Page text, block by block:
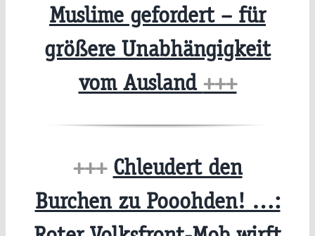
Muslime gefordert – für
größere Unabhängigkeit
vom Ausland +++
+++ Chleudert den
Burchen zu Pooohden! …: